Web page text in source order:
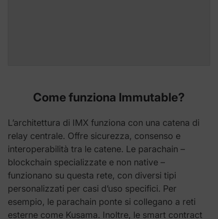
Come funziona Immutable?
L’architettura di IMX funziona con una catena di
relay centrale. Offre sicurezza, consenso e
interoperabilità tra le catene. Le parachain –
blockchain specializzate e non native –
funzionano su questa rete, con diversi tipi
personalizzati per casi d’uso specifici. Per
esempio, le parachain ponte si collegano a reti
esterne come Kusama. Inoltre, le smart contract